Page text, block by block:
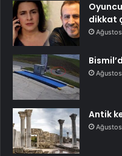
dikkat
Antik